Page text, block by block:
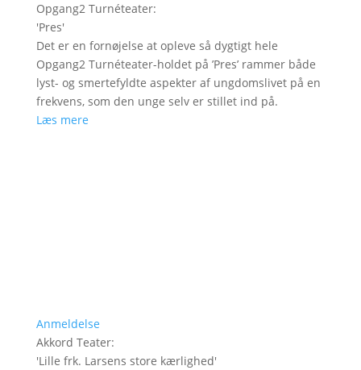
Opgang2 Turnéteater:
'Pres'
Det er en fornøjelse at opleve så dygtigt hele
Opgang2 Turnéteater-holdet på ’Pres’ rammer både
lyst- og smertefyldte aspekter af ungdomslivet på en
frekvens, som den unge selv er stillet ind på.
Læs mere
Anmeldelse
Akkord Teater:
'Lille frk. Larsens store kærlighed'